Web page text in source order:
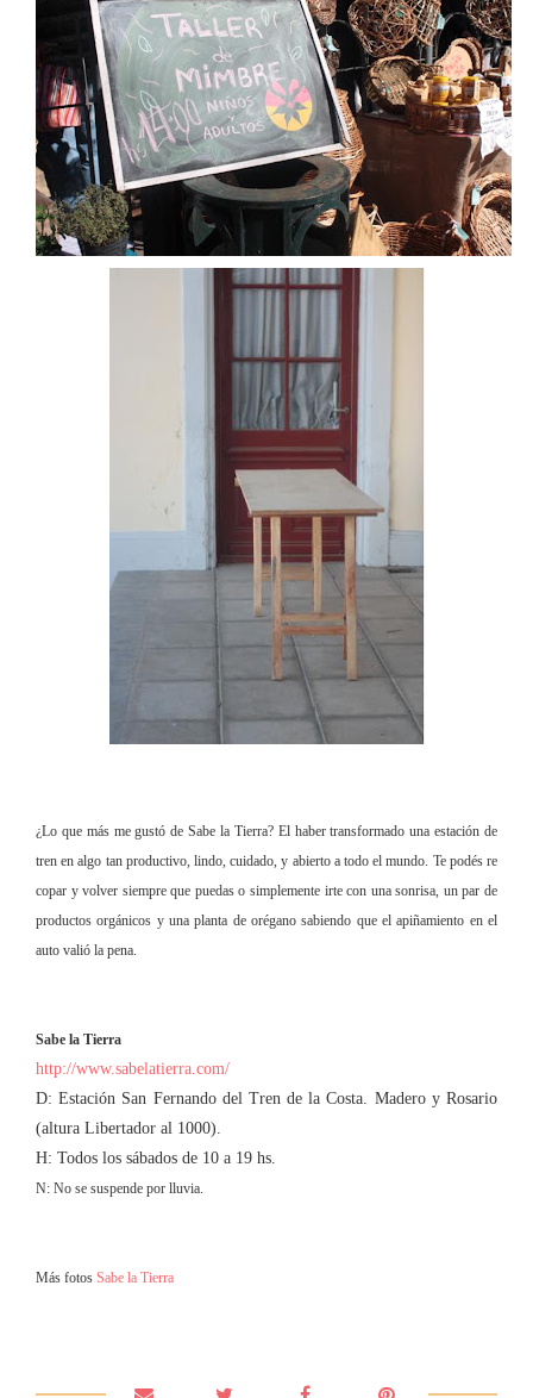
¿Lo que más me gustó de Sabe la Tierra? El haber transformado una estación de
tren en algo tan productivo, lindo, cuidado, y abierto a todo el mundo. Te podés re
copar y volver siempre que puedas o simplemente irte con una sonrisa, un par de
productos orgánicos y una planta de orégano sabiendo que el apiñamiento en el
auto valió la pena.
Sabe la Tierra
http://www.sabelatierra.com/
D: Estación San Fernando del Tren de la Costa. Madero y Rosario
(altura Libertador al 1000).
H: Todos los sábados de 10 a 19 hs.
N: No se suspende por lluvia.
Más fotos Sabe la Tierra